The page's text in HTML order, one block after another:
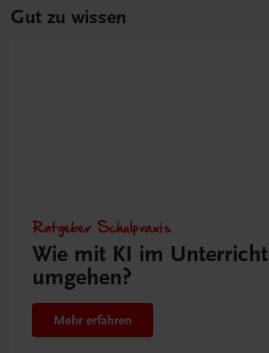
Gut zu wissen
Ratgeber Schulpraxis
Wie mit KI im Unterricht
umgehen?
Mehr erfahren